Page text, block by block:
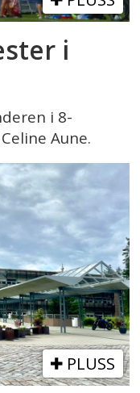
i
i 8-
Aune.
PLUSS